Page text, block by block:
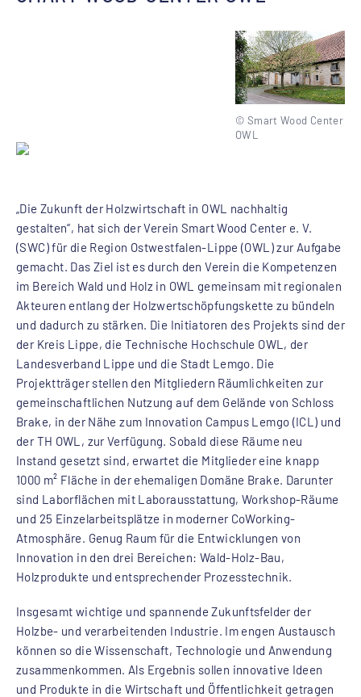
© Smart Wood Center
OWL
„Die Zukunft der Holzwirtschaft in OWL nachhaltig
gestalten“, hat sich der Verein Smart Wood Center e. V.
(SWC) für die Region Ostwestfalen-Lippe (OWL) zur Aufgabe
gemacht. Das Ziel ist es durch den Verein die Kompetenzen
im Bereich Wald und Holz in OWL gemeinsam mit regionalen
Akteuren entlang der Holzwertschöpfungskette zu bündeln
und dadurch zu stärken. Die Initiatoren des Projekts sind der
der Kreis Lippe, die Technische Hochschule OWL, der
Landesverband Lippe und die Stadt Lemgo. Die
Projektträger stellen den Mitgliedern Räumlichkeiten zur
gemeinschaftlichen Nutzung auf dem Gelände von Schloss
Brake, in der Nähe zum Innovation Campus Lemgo (ICL) und
der TH OWL, zur Verfügung. Sobald diese Räume neu
Instand gesetzt sind, erwartet die Mitglieder eine knapp
1000 m² Fläche in der ehemaligen Domäne Brake. Darunter
sind Laborflächen mit Laborausstattung, Workshop-Räume
und 25 Einzelarbeitsplätze in moderner CoWorking-
Atmosphäre. Genug Raum für die Entwicklungen von
Innovation in den drei Bereichen: Wald-Holz-Bau,
Holzprodukte und entsprechender Prozesstechnik.
Insgesamt wichtige und spannende Zukunftsfelder der
Holzbe- und verarbeitenden Industrie. Im engen Austausch
können so die Wissenschaft, Technologie und Anwendung
zusammenkommen. Als Ergebnis sollen innovative Ideen
und Produkte in die Wirtschaft und Öffentlichkeit getragen